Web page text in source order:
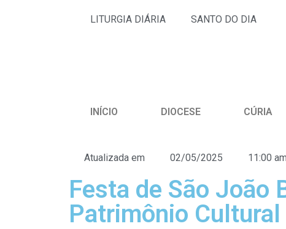
LITURGIA DIÁRIA SANTO DO DIA
INÍCIO DIOCESE CÚRIA
Atualizada em 02/05/2025 11:00 am
Festa de São João
Patrimônio